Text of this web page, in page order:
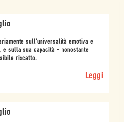
sull'universalità emotiva e
e sulla sua capacità - nonostante
riscatto.
Leggi